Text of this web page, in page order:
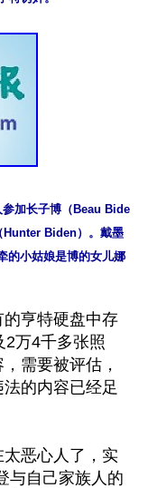
参加长子博（Beau Bide
Hunter Biden）。戴墨
的小姑娘是博的女儿娜
亨特硬盘中存
2万4千多张照
需要被评估，
的内容已经足
恶心人了，实
与自己家族人的